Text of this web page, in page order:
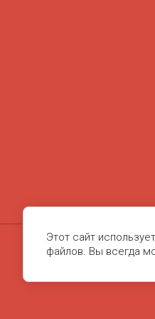
Этот сайт
файлов. Вы всегда